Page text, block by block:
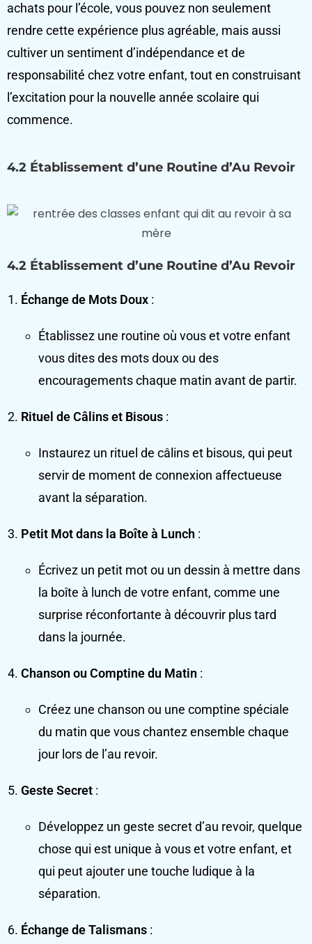
achats pour l’école, vous pouvez non seulement
rendre cette expérience plus agréable, mais aussi
cultiver un sentiment d’indépendance et de
responsabilité chez votre enfant, tout en construisant
l’excitation pour la nouvelle année scolaire qui
commence.
4.2 Établissement d’une Routine d’Au Revoir
4.2 Établissement d’une Routine d’Au Revoir
Échange de Mots Doux :
Établissez une routine où vous et votre enfant
vous dites des mots doux ou des
encouragements chaque matin avant de partir.
Rituel de Câlins et Bisous :
Instaurez un rituel de câlins et bisous, qui peut
servir de moment de connexion affectueuse
avant la séparation.
Petit Mot dans la Boîte à Lunch :
Écrivez un petit mot ou un dessin à mettre dans
la boîte à lunch de votre enfant, comme une
surprise réconfortante à découvrir plus tard
dans la journée.
Chanson ou Comptine du Matin :
Créez une chanson ou une comptine spéciale
du matin que vous chantez ensemble chaque
jour lors de l’au revoir.
Geste Secret :
Développez un geste secret d’au revoir, quelque
chose qui est unique à vous et votre enfant, et
qui peut ajouter une touche ludique à la
séparation.
Échange de Talismans :